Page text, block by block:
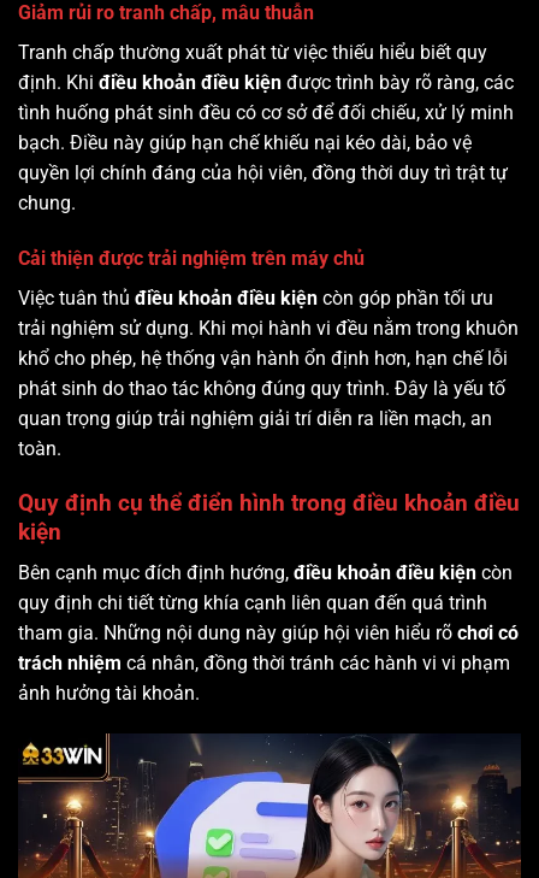
Giảm rủi ro tranh chấp, mâu thuẫn
Tranh chấp thường xuất phát từ việc thiếu hiểu biết quy
định. Khi điều khoản điều kiện được trình bày rõ ràng, các
tình huống phát sinh đều có cơ sở để đối chiếu, xử lý minh
bạch. Điều này giúp hạn chế khiếu nại kéo dài, bảo vệ
quyền lợi chính đáng của hội viên, đồng thời duy trì trật tự
chung.
Cải thiện được trải nghiệm trên máy chủ
Việc tuân thủ điều khoản điều kiện còn góp phần tối ưu
trải nghiệm sử dụng. Khi mọi hành vi đều nằm trong khuôn
khổ cho phép, hệ thống vận hành ổn định hơn, hạn chế lỗi
phát sinh do thao tác không đúng quy trình. Đây là yếu tố
quan trọng giúp trải nghiệm giải trí diễn ra liền mạch, an
toàn.
Quy định cụ thể điển hình trong điều khoản điều
kiện
Bên cạnh mục đích định hướng, điều khoản điều kiện còn
quy định chi tiết từng khía cạnh liên quan đến quá trình
tham gia. Những nội dung này giúp hội viên hiểu rõ chơi có
trách nhiệm cá nhân, đồng thời tránh các hành vi vi phạm
ảnh hưởng tài khoản.